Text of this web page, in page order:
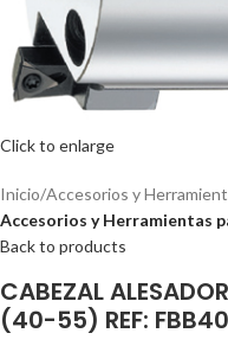
Click to enlarge
Inicio Accesorios y
Accesorios y Herramientas
Back to products
CABEZAL
(40-55) REF: FBB40